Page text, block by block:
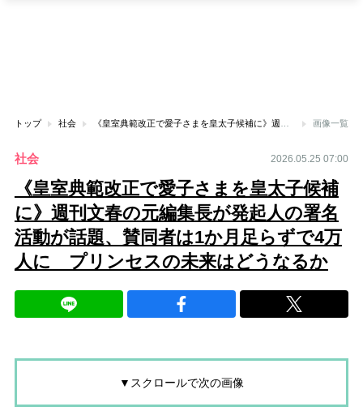
トップ 社会 画像一覧
社会 2026.05.25 07:00
《皇室典範改正で愛子さまを皇太子候補
に》週刊文春の元編集長が発起人の署名
活動が話題、賛同者は1か月足らずで4万
人に プリンセスの未来はどうなるか
▼スクロールで次の画像